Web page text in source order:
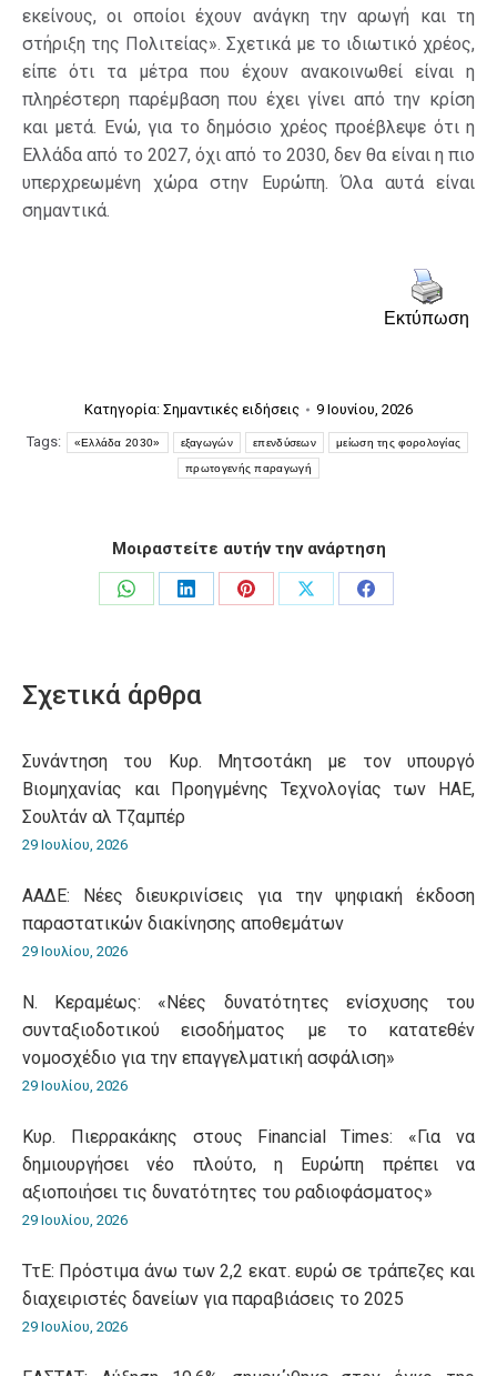
εκείνους, οι οποίοι έχουν ανάγκη την αρωγή και τη
στήριξη της Πολιτείας». Σχετικά με το ιδιωτικό χρέος,
είπε ότι τα μέτρα που έχουν ανακοινωθεί είναι η
πληρέστερη παρέμβαση που έχει γίνει από την κρίση
και μετά. Ενώ, για το δημόσιο χρέος προέβλεψε ότι η
Ελλάδα από το 2027, όχι από το 2030, δεν θα είναι η πιο
υπερχρεωμένη χώρα στην Ευρώπη. Όλα αυτά είναι
σημαντικά.
Εκτύπωση
Κατηγορία: Σημαντικές ειδήσεις
9 Ιουνίου, 2026
Tags:
«Ελλάδα 2030» εξαγωγών επενδύσεων μείωση της φορολογίας
πρωτογενής παραγωγή
Μοιραστείτε αυτήν την ανάρτηση
Share
Share
Share
Share
Share
Σχετικά άρθρα
Συνάντηση του Κυρ. Μητσοτάκη με τον υπουργό
Βιομηχανίας και Προηγμένης Τεχνολογίας των ΗΑΕ,
Σουλτάν αλ Τζαμπέρ
29 Ιουλίου, 2026
ΑΑΔΕ: Νέες διευκρινίσεις για την ψηφιακή έκδοση
παραστατικών διακίνησης αποθεμάτων
29 Ιουλίου, 2026
Ν. Κεραμέως: «Νέες δυνατότητες ενίσχυσης του
συνταξιοδοτικού εισοδήματος με το κατατεθέν
νομοσχέδιο για την επαγγελματική ασφάλιση»
29 Ιουλίου, 2026
Κυρ. Πιερρακάκης στους Financial Times: «Για να
δημιουργήσει νέο πλούτο, η Ευρώπη πρέπει να
αξιοποιήσει τις δυνατότητες του ραδιοφάσματος»
29 Ιουλίου, 2026
ΤτΕ: Πρόστιμα άνω των 2,2 εκατ. ευρώ σε τράπεζες και
διαχειριστές δανείων για παραβιάσεις το 2025
29 Ιουλίου, 2026